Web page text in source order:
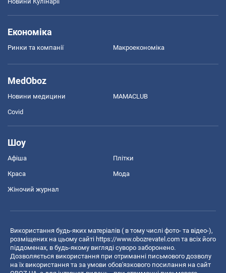
Економіка
Ринки та компанії Макроекономіка
MedOboz
Новини медицини MAMACLUB
Covid
Шоу
Афіша Плітки
Краса Мода
Жіночий журнал
Використання будь-яких матеріалів ( в тому числі фото- та відео-),
розміщених на цьому сайті https://www.obozrevatel.com та всіх його
піддоменах, в будь-якому вигляді суворо заборонено.
Дозволяється використання при отриманні письмового дозволу
на їх використання та за умови обов'язкового посилання на сайт